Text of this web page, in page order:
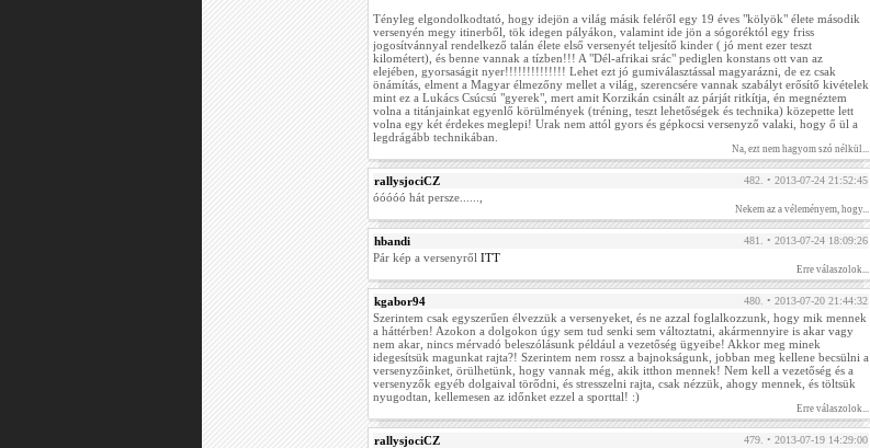
Tényleg elgondolkodtató, hogy idejön a világ másik feléről egy 19 éves "kölyök" élete második
versenyén megy itinerből, tök idegen pályákon, valamint ide jön a sógoréktól egy friss
jogosítvánnyal rendelkező talán élete első versenyét teljesítő kinder ( jó ment ezer teszt
kilométert), és benne vannak a tízben!!! A "Dél-afrikai srác" pediglen konstans ott van az
elejében, gyorsaságit nyer!!!!!!!!!!!!!! Lehet ezt jó gumiválasztással magyarázni, de ez csak
önámítás, elment a Magyar élmezőny mellet a világ, szerencsére vannak szabályt erősítő kivételek
mint ez a Lukács Csúcsú "gyerek", mert amit Korzikán csinált az párját ritkítja, én megnéztem
volna a titánjainkat egyenlő körülmények (tréning, teszt lehetőségek és technika) közepette lett
volna egy két érdekes meglepi! Urak nem attól gyors és gépkocsi versenyző valaki, hogy ő ül a
legdrágább technikában.
Na, ezt nem hagyom szó nélkül...
rallysjociCZ 482. • 2013-07-24 21:52:45
óóóóó hát persze......,
Nekem az a véleményem, hogy...
hbandi 481. • 2013-07-24 18:09:26
Pár kép a versenyről ITT
Erre válaszolok...
kgabor94 480. • 2013-07-20 21:44:32
Szerintem csak egyszerűen élvezzük a versenyeket, és ne azzal foglalkozzunk, hogy mik mennek
a háttérben! Azokon a dolgokon úgy sem tud senki sem változtatni, akármennyire is akar vagy
nem akar, nincs mérvadó beleszólásunk például a vezetőség ügyeibe! Akkor meg minek
idegesítsük magunkat rajta?! Szerintem nem rossz a bajnokságunk, jobban meg kellene becsülni a
versenyzőinket, örülhetünk, hogy vannak még, akik itthon mennek! Nem kell a vezetőség és a
versenyzők egyéb dolgaival törődni, és stresszelni rajta, csak nézzük, ahogy mennek, és töltsük
nyugodtan, kellemesen az időnket ezzel a sporttal! :)
Erre válaszolok...
rallysjociCZ 479. • 2013-07-19 14:29:00